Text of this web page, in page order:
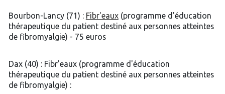
Bourbon-Lancy (71) : Fibr'eaux(programme d'éducation
thérapeutique du patient destiné aux personnes atteintes
de fibromyalgie) - 75 euros
Dax (40) : Fibr'eaux (programme d'éducation
thérapeutique du patient destiné aux personnes atteintes
de fibromyalgie) :